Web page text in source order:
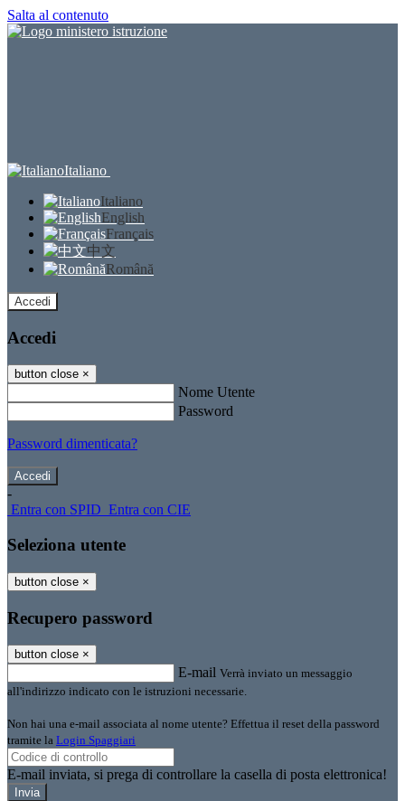
Salta al contenuto
Italiano
Italiano
English
Français
中文
Română
Accedi
Accedi
button close ×
Nome Utente
Password
Password dimenticata?
-
Entra con SPID Entra con CIE
Seleziona utente
button close ×
Recupero password
button close ×
E-mail Verrà inviato un messaggio
all'indirizzo indicato con le istruzioni necessarie.
Non hai una e-mail associata al nome utente? Effettua il reset della password
tramite la Login Spaggiari
E-mail inviata, si prega di controllare la casella di posta elettronica!